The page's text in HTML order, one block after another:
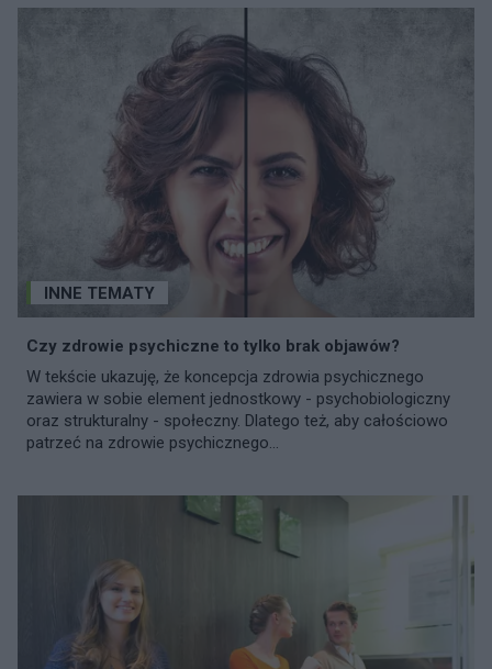
INNE TEMATY
Czy zdrowie psychiczne to tylko brak objawów?
W tekście ukazuję, że koncepcja zdrowia psychicznego
zawiera w sobie element jednostkowy - psychobiologiczny
oraz strukturalny - społeczny. Dlatego też, aby całościowo
patrzeć na zdrowie psychicznego...